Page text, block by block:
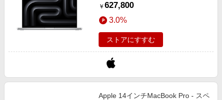
￥ 627,800
3.0%
ストアにすすむ
Apple 14インチMacBook Pro - スペ